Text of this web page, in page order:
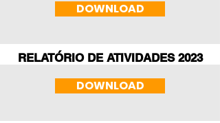
DOWNLOAD
RELATÓRIO DE ATIVIDADES 2023
DOWNLOAD